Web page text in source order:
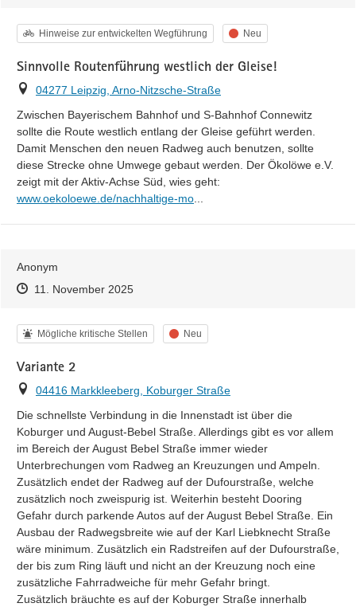
Kategorie
Hinweise zur entwickelten Wegführung Status
Neu
Sinnvolle Routenführung westlich der Gleise!
Ort
04277 Leipzig, Arno-Nitzsche-Straße
Zwischen Bayerischem Bahnhof und S-Bahnhof Connewitz
sollte die Route westlich entlang der Gleise geführt werden.
Damit Menschen den neuen Radweg auch benutzen, sollte
diese Strecke ohne Umwege gebaut werden. Der Ökolöwe e.V.
zeigt mit der Aktiv-Achse Süd, wies geht:
www.oekoloewe.de/nachhaltige-mobilitaet-stadtentwicklung-detail/
Anonym
Zeitpunkt des Erstellens
Zeitpunkt des Erstellens
11. November 2025Zur Äußerung
Kategorie
Mögliche kritische Stellen Status
Neu
Variante 2
Ort
04416 Markkleeberg, Koburger Straße
Die schnellste Verbindung in die Innenstadt ist über die
Koburger und August-Bebel Straße. Allerdings gibt es vor allem
im Bereich der August Bebel Straße immer wieder
Unterbrechungen vom Radweg an Kreuzungen und Ampeln.
Zusätzlich endet der Radweg auf der Dufourstraße, welche
zusätzlich noch zweispurig ist. Weiterhin besteht Dooring
Gefahr durch parkende Autos auf der August Bebel Straße. Ein
Ausbau der Radwegsbreite wie auf der Karl Liebknecht Straße
wäre minimum. Zusätzlich ein Radstreifen auf der Dufourstraße,
der bis zum Ring läuft und nicht an der Kreuzung noch eine
zusätzliche Fahrradweiche für mehr Gefahr bringt.
Zusätzlich bräuchte es auf der Koburger Straße innerhalb